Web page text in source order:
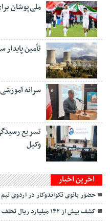
ملی‌پوشان
تأمین
سرانه
تسریع
وکیل
اخرین اخبار
حضور بانوی تکواندوکار در اردوی تیم
کشف بیش از ۱۴۲ میلیارد ریال تخلف اقتصادی